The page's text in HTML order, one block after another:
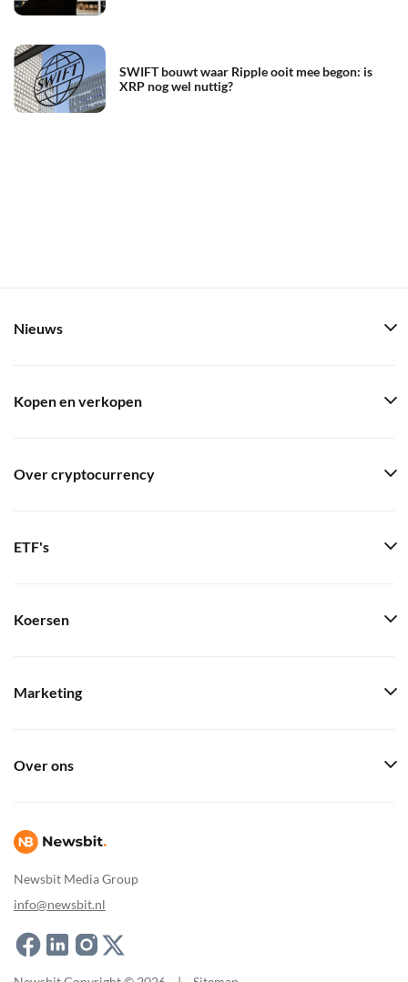
SWIFT bouwt waar Ripple ooit mee begon: is
XRP nog wel nuttig?
Newsbit Media Group
info@newsbit.nl
Nieuws
Kopen en verkopen
Over cryptocurrency
ETF's
Koersen
Marketing
Over ons